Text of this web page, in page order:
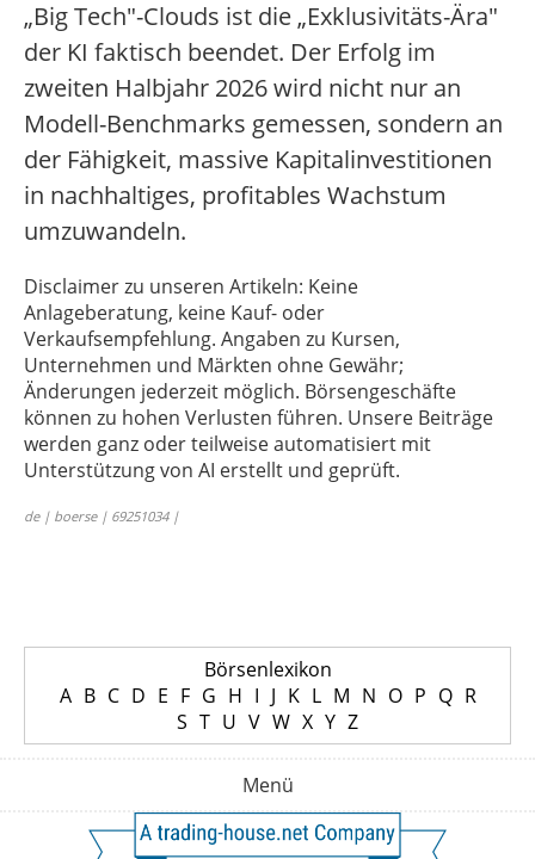
„Big Tech"-Clouds ist die „Exklusivitäts-Ära"
der KI faktisch beendet. Der Erfolg im
zweiten Halbjahr 2026 wird nicht nur an
Modell-Benchmarks gemessen, sondern an
der Fähigkeit, massive Kapitalinvestitionen
in nachhaltiges, profitables Wachstum
umzuwandeln.
Disclaimer zu unseren Artikeln: Keine
Anlageberatung, keine Kauf- oder
Verkaufsempfehlung. Angaben zu Kursen,
Unternehmen und Märkten ohne Gewähr;
Änderungen jederzeit möglich. Börsengeschäfte
können zu hohen Verlusten führen. Unsere Beiträge
werden ganz oder teilweise automatisiert mit
Unterstützung von AI erstellt und geprüft.
de | boerse | 69251034 |
Börsenlexikon
A B C D E F G H I J K L M N O P Q R
S T U V W X Y Z
Menü